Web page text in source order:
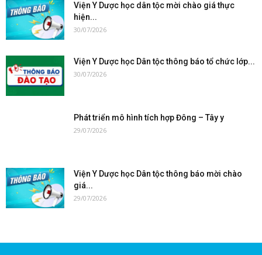
Viện Y Dược học dân tộc mời chào giá thực
hiện...
30/07/2026
Viện Y Dược học Dân tộc thông báo tổ chức lớp...
30/07/2026
Phát triển mô hình tích hợp Đông – Tây y
29/07/2026
Viện Y Dược học Dân tộc thông báo mời chào
giá...
29/07/2026